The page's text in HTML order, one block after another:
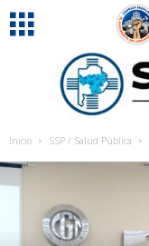
Inicio SSP / Salud Pública